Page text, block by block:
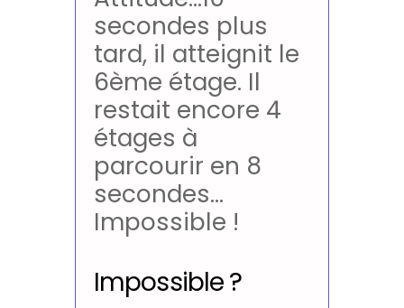
secondes plus
tard, il atteignit le
6ème étage. Il
restait encore 4
étages à
parcourir en 8
secondes…
Impossible !
Impossible ?